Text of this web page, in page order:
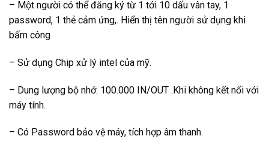
– Một người có thể đăng ký từ 1 tới 10 dấu vân tay, 1
password, 1 thẻ cảm ứng,. Hiển thị tên người sử dụng khi
bấm công
– Sử dụng Chip xử lý intel của mỹ.
– Dung lượng bộ nhớ: 100.000 IN/OUT .Khi không kết nối với
máy tính.
– Có Password bảo vệ máy, tích hợp âm thanh.